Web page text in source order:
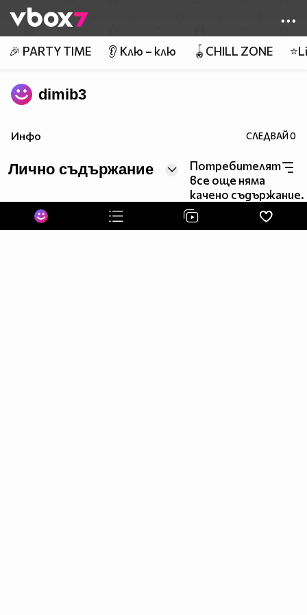
👾
🎉 PARTY TIME 👂 Клю – клю 🪀CHILL ZONE
dimib3
Инфо СЛЕДВАЙ0
Лично съдържание
Потребителят
все още няма
качено съдържание.